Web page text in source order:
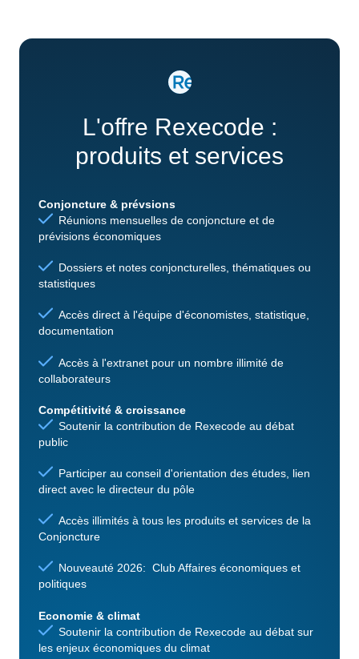
L'offre Rexecode :
produits et services
Conjoncture & prévsions
Réunions mensuelles de conjoncture et de
prévisions économiques
Dossiers et notes conjoncturelles, thématiques ou
statistiques
Accès direct à l'équipe d'économistes, statistique,
documentation
Accès à l'extranet pour un nombre illimité de
collaborateurs
Compétitivité & croissance
Soutenir la contribution de Rexecode au débat
public
Participer au conseil d'orientation des études, lien
direct avec le directeur du pôle
Accès illimités à tous les produits et services de la
Conjoncture
Nouveauté 2026: Club Affaires économiques et
politiques
Economie & climat
Soutenir la contribution de Rexecode au débat sur
les enjeux économiques du climat